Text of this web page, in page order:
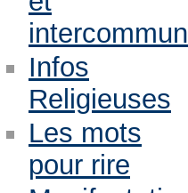
Infos
Religieuses
Les mots
pour rire